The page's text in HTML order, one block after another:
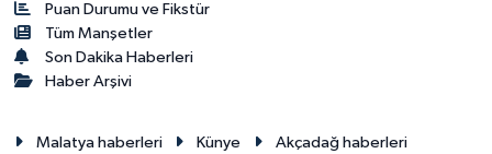
Puan Durumu ve Fikstür
Tüm Manşetler
Son Dakika Haberleri
Haber Arşivi
Malatya haberleri Künye
Akçadağ haberleri